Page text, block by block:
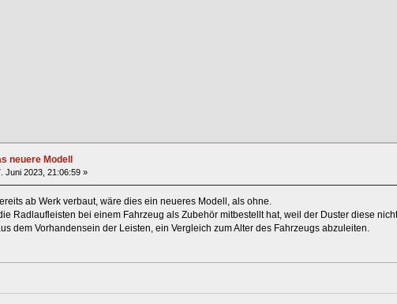
neuere Modell
Juni 2023, 21:06:59 »
ab Werk verbaut, wäre dies ein neueres Modell, als ohne.
Radlaufleisten bei einem Fahrzeug als Zubehör mitbestellt hat, weil der Duster diese
dem Vorhandensein der Leisten, ein Vergleich zum Alter des Fahrzeugs abzuleiten.